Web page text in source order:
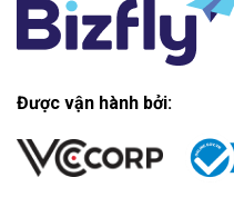
Được vận hành bởi: